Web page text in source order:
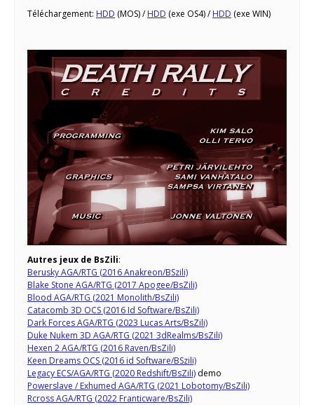
Téléchargement: HDD (MOS) /HDD (exe OS4) /HDD (exe WIN)
Autres jeux de BsZili:
Berusky AGA/RTG (2016 Anakreon/BSzili)
Blake Stone AGA/RTG (2017 Apogee/BsZili)
Blood AGA/RTG (2021 Monolith/BsZili)
Catacomb 3D OCS (2016 Id Software/BsZili)
Dark Forces AGA/RTG (2023 Lucas Arts/BsZili)
Duke Nukem 3D AGA/RTG (2021 3dRealms/BsZili)
Hexen 2 AGA/RTG (2016 Raven/BsZili)
Keen Dreams OCS (2016 id Software/BSzili)
Legacy ECS/AGA/RTG (2020 Redshift/BsZili) demo
Powerslave / Exhumed AGA/RTG (2021 Lobotomy/BsZili)
Rcross AGA/RTG (2022 Franticware/BsZili)